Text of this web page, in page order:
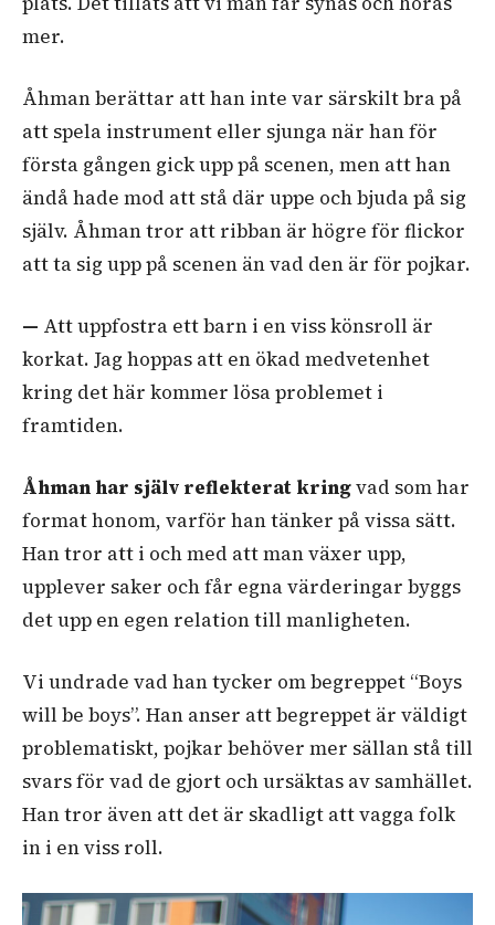
mer.
Åhman berättar att han inte var särskilt bra på
att spela instrument eller sjunga när han för
första gången gick upp på scenen, men att han
ändå hade mod att stå där uppe och bjuda på sig
själv. Åhman tror att ribban är högre för flickor
att ta sig upp på scenen än vad den är för pojkar.
— Att uppfostra ett barn i en viss könsroll är
korkat. Jag hoppas att en ökad medvetenhet
kring det här kommer lösa problemet i
framtiden.
Åhman har själv reflekterat kringvad som har
format honom, varför han tänker på vissa sätt.
Han tror att i och med att man växer upp,
upplever saker och får egna värderingar byggs
det upp en egen relation till manligheten.
Vi undrade vad han tycker om begreppet “Boys
will be boys”. Han anser att begreppet är väldigt
problematiskt, pojkar behöver mer sällan stå till
svars för vad de gjort och ursäktas av samhället.
Han tror även att det är skadligt att vagga folk
in i en viss roll.